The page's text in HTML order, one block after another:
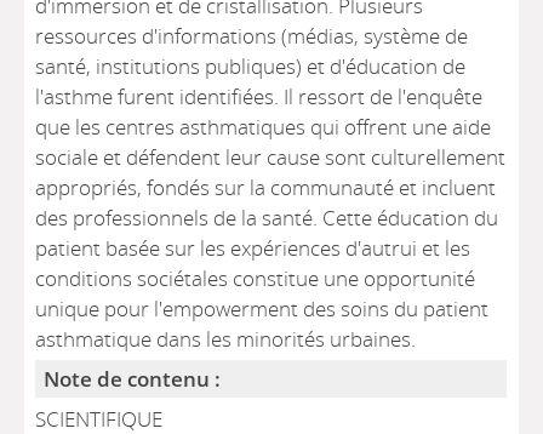
ressources d'informations (médias, système de
santé, institutions publiques) et d'éducation de
l'asthme furent identifiées. Il ressort de l'enquête
que les centres asthmatiques qui offrent une aide
sociale et défendent leur cause sont culturellement
appropriés, fondés sur la communauté et incluent
des professionnels de la santé. Cette éducation du
patient basée sur les expériences d'autrui et les
conditions sociétales constitue une opportunité
unique pour l'empowerment des soins du patient
asthmatique dans les minorités urbaines.
Note de contenu :
SCIENTIFIQUE